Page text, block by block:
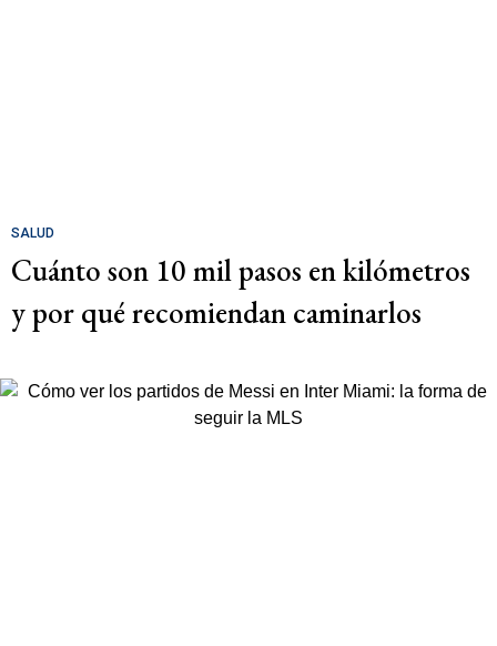
SALUD
Cuánto son 10 mil pasos en kilómetros
y por qué recomiendan caminarlos